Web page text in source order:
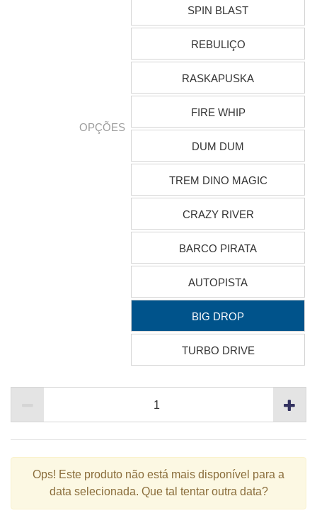
OPÇÕES
SPIN BLAST
REBULIÇO
RASKAPUSKA
FIRE WHIP
DUM DUM
TREM DINO MAGIC
CRAZY RIVER
BARCO PIRATA
AUTOPISTA
BIG DROP
TURBO DRIVE
Ops! Este produto não está mais disponível para a
data selecionada. Que tal tentar outra data?